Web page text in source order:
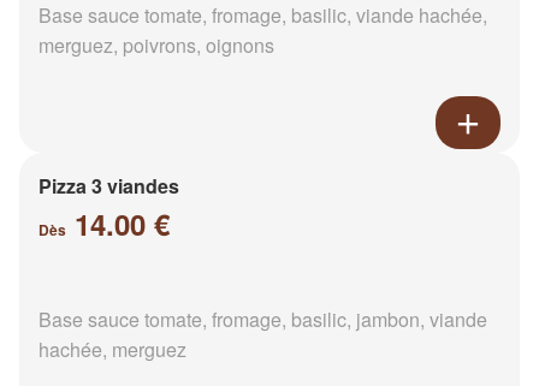
Base sauce tomate, fromage, basilic, viande hachée,
merguez, poivrons, oignons
Pizza 3 viandes
Dès 14.00 €
Base sauce tomate, fromage, basilic, jambon, viande
hachée, merguez